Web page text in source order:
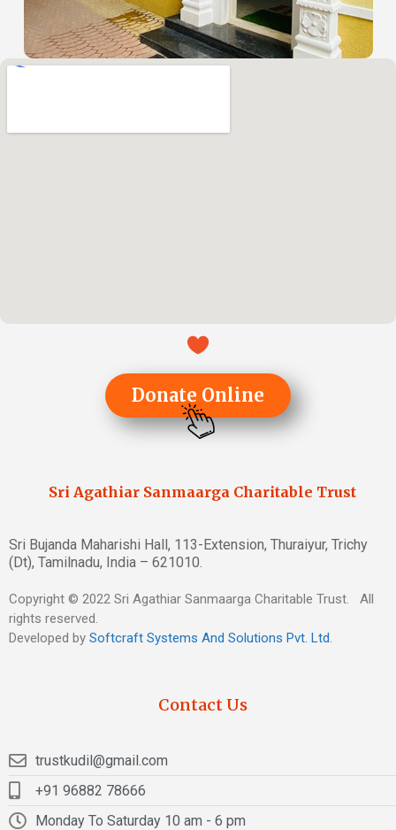
Donate Online
Sri Agathiar Sanmaarga Charitable Trust
Sri Bujanda Maharishi Hall, 113-Extension, Thuraiyur, Trichy
(Dt), Tamilnadu, India – 621010.
Copyright © 2022 Sri Agathiar Sanmaarga Charitable Trust. All
rights reserved.
Developed by Softcraft Systems And Solutions Pvt. Ltd.
Contact Us
trustkudil@gmail.com
+91 96882 78666
Monday To Saturday 10 am - 6 pm